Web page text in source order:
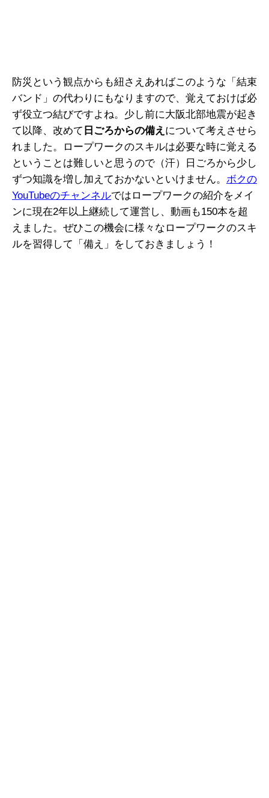
防災という観点からも紐さえあればこのような「結束
バンド」の代わりにもなりますので、覚えておけば必
ず役立つ結びですよね。少し前に大阪北部地震が起き
て以降、改めて 日ごろからの備え について考えさせら
れました。ロープワークのスキルは必要な時に覚える
ということは難しいと思うので（汗）日ごろから少し
ずつ知識を増し加えておかないといけません。 ボクの
YouTubeのチャンネルではロープワークの紹介をメイ
ンに現在2年以上継続して運営し、動画も150本を超
えました。ぜひこの機会に様々なロープワークのスキ
ルを習得して「備え」をしておきましょう！